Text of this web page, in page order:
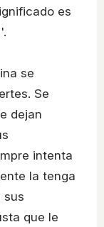
es
se
Se
dejan
intenta
la tenga
sus
que le